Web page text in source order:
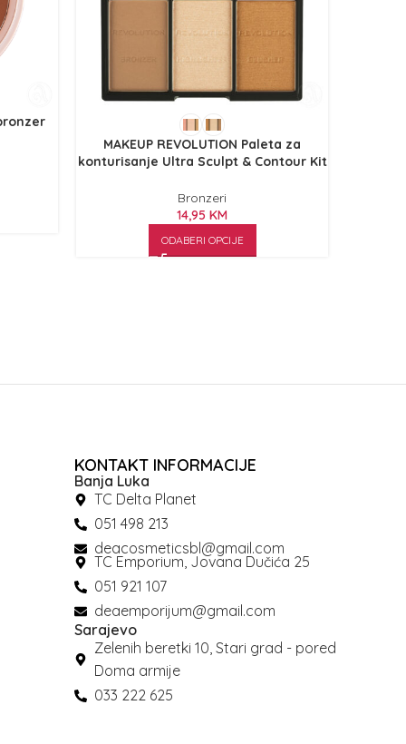
MAKEUP REVOLUTION Paleta za
konturisanje Ultra Sculpt & Contour Kit
Bronzeri
14,95 KM
ODABERI OPCIJE
KONTAKT INFORMACIJE
Banja Luka
TC Delta Planet
051 498 213
deacosmeticsbl@gmail.com
TC Emporium, Jovana Dučića 25
051 921 107
deaemporijum@gmail.com
Sarajevo
Zelenih beretki 10, Stari grad - pored
Doma armije
033 222 625